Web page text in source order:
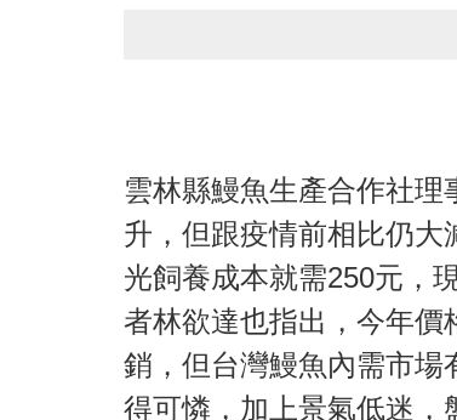
雲林縣鰻魚生產合作社理
升，但跟疫情前相比仍大
光飼養成本就需250元，
者林欲達也指出，今年價
銷，但台灣鰻魚內需市場
得可憐，加上景氣低迷，